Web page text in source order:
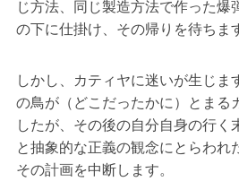
じ方法、同じ製造方法で作った爆
の下に仕掛け、その帰りを待ちま
しかし、カティヤに迷いが生じま
の鳥が（どこだったかに）とまる
したが、その後の自分自身の行く
と抽象的な正義の観念にとらわれ
その計画を中断します。